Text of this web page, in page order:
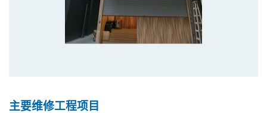
主要维修工程项目